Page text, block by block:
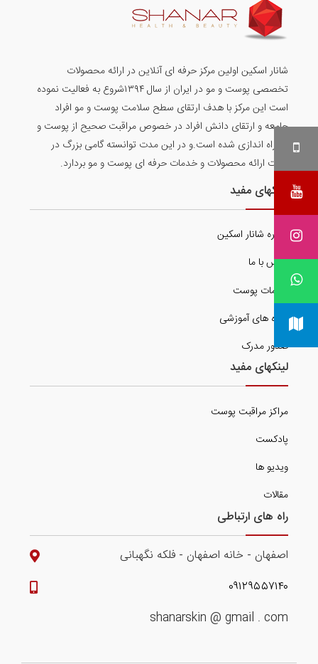
شانار اسکین اولین مرکز حرفه ای آنلاین در ارائه محصولات
تخصصی پوست و مو در ایران از سال ۱۳۹۴شروع به فعالیت نموده
است این مرکز با هدف ارتقای سطح سلامت پوست و مو افراد
جامعه و ارتقای دانش افراد در خصوص مراقبت صحیح از پوست و
مو راه اندازی شده است.و در این مدت توانسته گامی بزرگ در
جهت ارائه محصولات و خدمات حرفه ای پوست و مو بردارد.
لینکهای مفید
درباره شانار اسکین
تماس با ما
خدمات پوست
دوره های آموزشی
صدور مدرک
لینکهای مفید
مراکز مراقبت پوست
پادکست
ویدیو ها
مقالات
راه های ارتباطی
اصفهان - خانه اصفهان - فلکه نگهبانی
۰۹۱۲۹۵۵۷۱۴۰
shanarskin @ gmail . com